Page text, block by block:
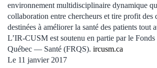
environnement multidisciplinaire dynamique
collaboration entre chercheurs et tire profit des
destinées à améliorer la santé des patients tout
L’IR-CUSM est soutenu en partie par le Fonds
Québec — Santé (FRQS). ircusm.ca
Le 11 janvier 2017